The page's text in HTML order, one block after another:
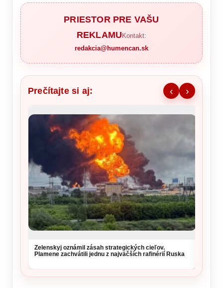
PRIESTOR PRE VAŠU
REKLAMU Kontakt:
redakcia@humencan.sk
Prečítajte si aj: ‹ ›
Zelenskyj oznámil zásah strategických cieľov.
Plamene zachvátili jednu z najväčších rafinérií Ruska